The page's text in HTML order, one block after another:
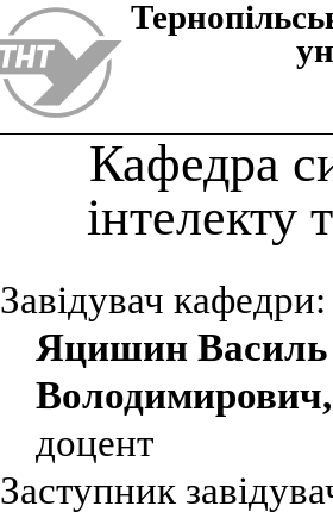
Кафедра
інтелекту
Завідувач кафедри:
Яцишин Василь
Володимирович,
доцент
Заступник